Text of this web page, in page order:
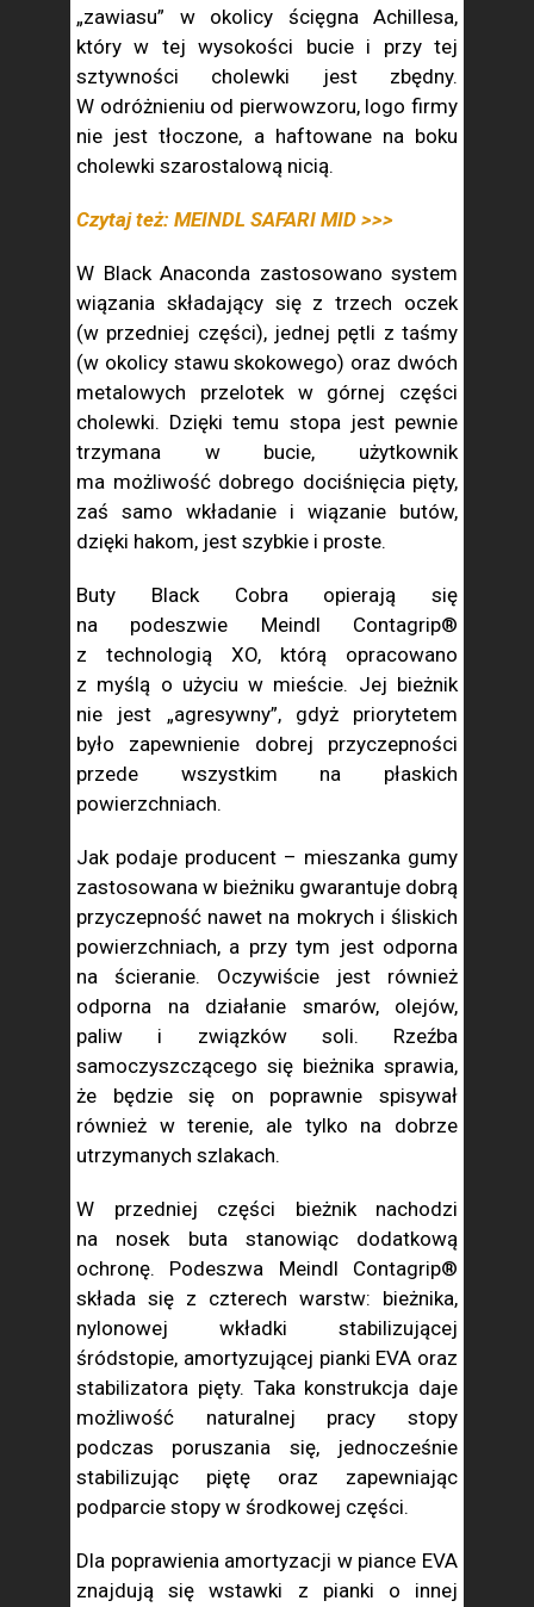
„zawiasu” w okolicy ścięgna Achillesa,
który w tej wysokości bucie i przy tej
sztywności cholewki jest zbędny.
W odróżnieniu od pierwowzoru, logo firmy
nie jest tłoczone, a haftowane na boku
cholewki szarostalową nicią.
Czytaj też: MEINDL SAFARI MID >>>
W Black Anaconda zastosowano system
wiązania składający się z trzech oczek
(w przedniej części), jednej pętli z taśmy
(w okolicy stawu skokowego) oraz dwóch
metalowych przelotek w górnej części
cholewki. Dzięki temu stopa jest pewnie
trzymana w bucie, użytkownik
ma możliwość dobrego dociśnięcia pięty,
zaś samo wkładanie i wiązanie butów,
dzięki hakom, jest szybkie i proste.
Buty Black Cobra opierają się
na podeszwie Meindl Contagrip®
z technologią XO, którą opracowano
z myślą o użyciu w mieście. Jej bieżnik
nie jest „agresywny”, gdyż priorytetem
było zapewnienie dobrej przyczepności
przede wszystkim na płaskich
powierzchniach.
Jak podaje producent – mieszanka gumy
zastosowana w bieżniku gwarantuje dobrą
przyczepność nawet na mokrych i śliskich
powierzchniach, a przy tym jest odporna
na ścieranie. Oczywiście jest również
odporna na działanie smarów, olejów,
paliw i związków soli. Rzeźba
samoczyszczącego się bieżnika sprawia,
że będzie się on poprawnie spisywał
również w terenie, ale tylko na dobrze
utrzymanych szlakach.
W przedniej części bieżnik nachodzi
na nosek buta stanowiąc dodatkową
ochronę. Podeszwa Meindl Contagrip®
składa się z czterech warstw: bieżnika,
nylonowej wkładki stabilizującej
śródstopie, amortyzującej pianki EVA oraz
stabilizatora pięty. Taka konstrukcja daje
możliwość naturalnej pracy stopy
podczas poruszania się, jednocześnie
stabilizując piętę oraz zapewniając
podparcie stopy w środkowej części.
Dla poprawienia amortyzacji w piance EVA
znajdują się wstawki z pianki o innej